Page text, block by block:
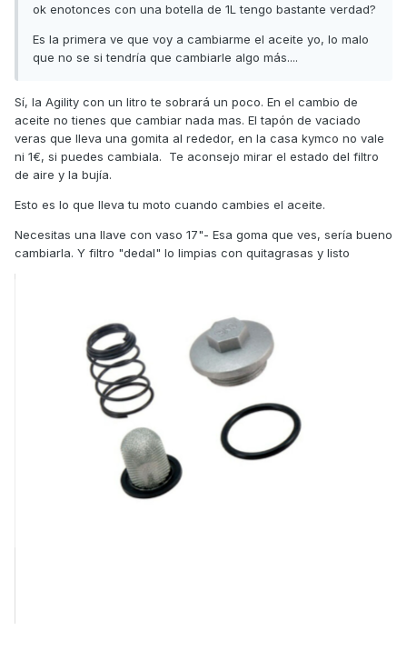
ok enotonces con una botella de 1L tengo bastante verdad?
Es la primera ve que voy a cambiarme el aceite yo, lo malo
que no se si tendría que cambiarle algo más....
Sí, la Agility con un litro te sobrará un poco. En el cambio de
aceite no tienes que cambiar nada mas. El tapón de vaciado
veras que lleva una gomita al rededor, en la casa kymco no vale
ni 1€, si puedes cambiala. Te aconsejo mirar el estado del filtro
de aire y la bujía.
Esto es lo que lleva tu moto cuando cambies el aceite.
Necesitas una llave con vaso 17"- Esa goma que ves, sería bueno
cambiarla. Y filtro "dedal" lo limpias con quitagrasas y listo